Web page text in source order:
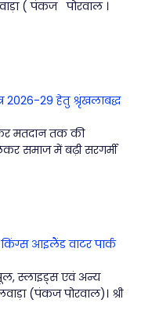
( पंकज पोरवाल ।
2026-29 हेतु श्रृंखलाबद्ध
मतदान तक की
समाज में बढ़ी सरगर्मी
किंग्स आइलैंड वाटर पार्क
स्लाइड्स एवं अन्य
(पंकज पोरवाल)। श्री